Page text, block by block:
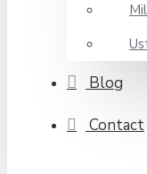
Blog
Contact